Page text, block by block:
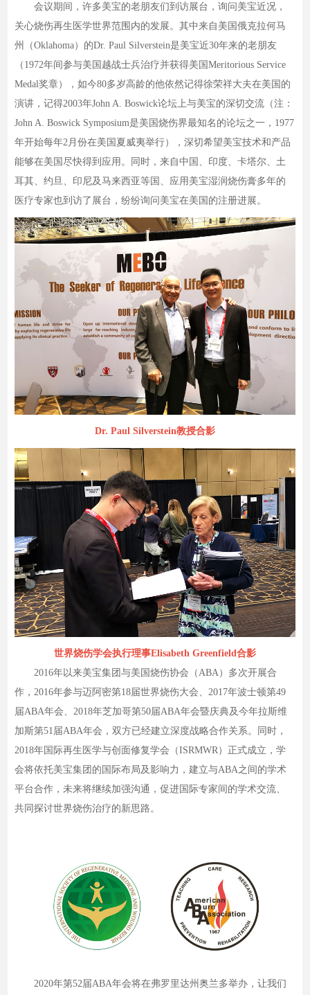
会议期间，许多美宝的老朋友们到访展台，询问美宝近况，
关心烧伤再生医学世界范围内的发展。其中来自美国俄克拉何马
州（Oklahoma）的Dr. Paul Silverstein是美宝近30年来的老朋友
（1972年间参与美国越战士兵治疗并获得美国Meritorious Service
Medal奖章），如今80多岁高龄的他依然记得徐荣祥大夫在美国的
演讲，记得2003年John A. Boswick论坛上与美宝的深切交流（注：
John A. Boswick Symposium是美国烧伤界最知名的论坛之一，1977
年开始每年2月份在美国夏威夷举行），深切希望美宝技术和产品
能够在美国尽快得到应用。同时，来自中国、印度、卡塔尔、土
耳其、约旦、印尼及马来西亚等国、应用美宝湿润烧伤膏多年的
医疗专家也到访了展台，纷纷询问美宝在美国的注册进展。
Dr. Paul Silverstein教授合影
世界烧伤学会执行理事Elisabeth Greenfield合影
2016年以来美宝集团与美国烧伤协会（ABA）多次开展合
作，2016年参与迈阿密第18届世界烧伤大会、2017年波士顿第49
届ABA年会、2018年芝加哥第50届ABA年会暨庆典及今年拉斯维
加斯第51届ABA年会，双方已经建立深度战略合作关系。同时，
2018年国际再生医学与创面修复学会（ISRMWR）正式成立，学
会将依托美宝集团的国际布局及影响力，建立与ABA之间的学术
平台合作，未来将继续加强沟通，促进国际专家间的学术交流、
共同探讨世界烧伤治疗的新思路。
2020年第52届ABA年会将在弗罗里达州奥兰多举办，让我们